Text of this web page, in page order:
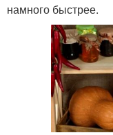
намного быстрее.